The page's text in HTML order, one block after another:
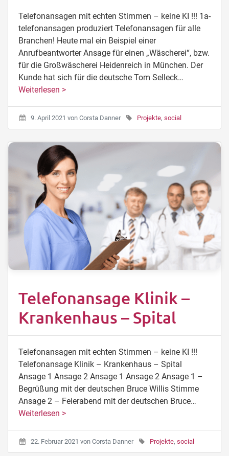
Telefonansagen mit echten Stimmen – keine KI !!! 1a-
telefonansagen produziert Telefonansagen für alle
Branchen! Heute mal ein Beispiel einer
Anrufbeantworter Ansage für einen „Wäscherei“, bzw.
für die Großwäscherei Heidenreich in München. Der
Kunde hat sich für die deutsche Tom Selleck…
Weiterlesen >
9. April 2021 von Corsta Danner Projekte, social
Telefonansage Klinik –
Krankenhaus – Spital
Telefonansagen mit echten Stimmen – keine KI !!!
Telefonansage Klinik – Krankenhaus – Spital
Ansage 1 Ansage 2 Ansage 1 Ansage 2 Ansage 1 –
Begrüßung mit der deutschen Bruce Willis Stimme
Ansage 2 – Feierabend mit der deutschen Bruce…
Weiterlesen >
22. Februar 2021 von Corsta Danner Projekte, social